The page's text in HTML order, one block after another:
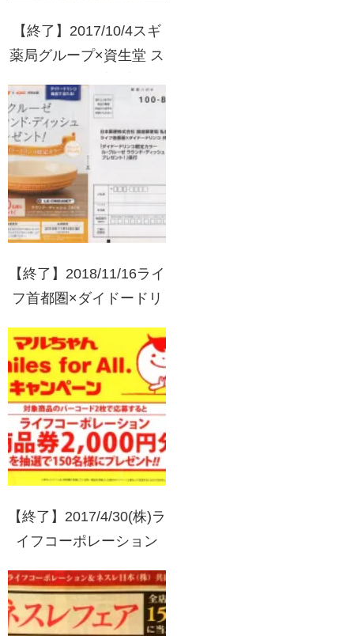
【終了】2017/10/4スギ
薬局グループ×資生堂 ス
500名様に抽選で当た
る！プレゼントキャンペ
ーン
【終了】2018/11/16ライ
フ首都圏×ダイドードリ
限定カラー ル･クルーゼ
ラウンド･ディッシュ プ
レゼント！
【終了】2017/4/30(株)ラ
イフコーポレーション
マルちゃん Smiles for
All.キャンペーン